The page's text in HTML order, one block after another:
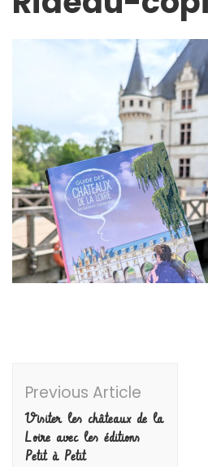
Navigation
Previous Article
Visiter les châteaux de la
Loire avec les éditions
Petit à Petit